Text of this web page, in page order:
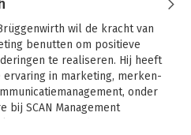
wil de kracht van
benutten om positieve
te realiseren. Hij heeft
ervaring in marketing, merken-
onder
bij SCAN Management